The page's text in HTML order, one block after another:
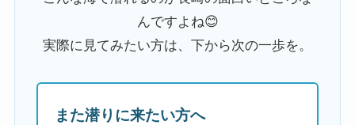
んですよね😊
実際に見てみたい方は、下から次の一歩を。
また潜りに来たい方へ